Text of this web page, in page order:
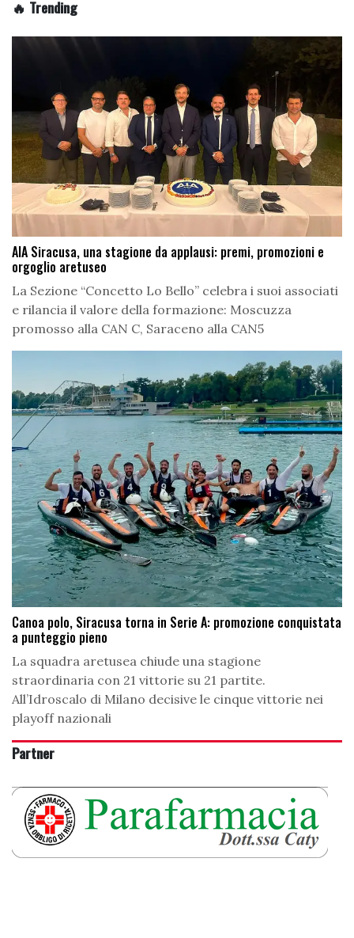
🔥 Trending
AIA Siracusa, una stagione da applausi: premi, promozioni e
orgoglio aretuseo
La Sezione “Concetto Lo Bello” celebra i suoi associati
e rilancia il valore della formazione: Moscuzza
promosso alla CAN C, Saraceno alla CAN5
Canoa polo, Siracusa torna in Serie A: promozione conquistata
a punteggio pieno
La squadra aretusea chiude una stagione
straordinaria con 21 vittorie su 21 partite.
All’Idroscalo di Milano decisive le cinque vittorie nei
playoff nazionali
Partner